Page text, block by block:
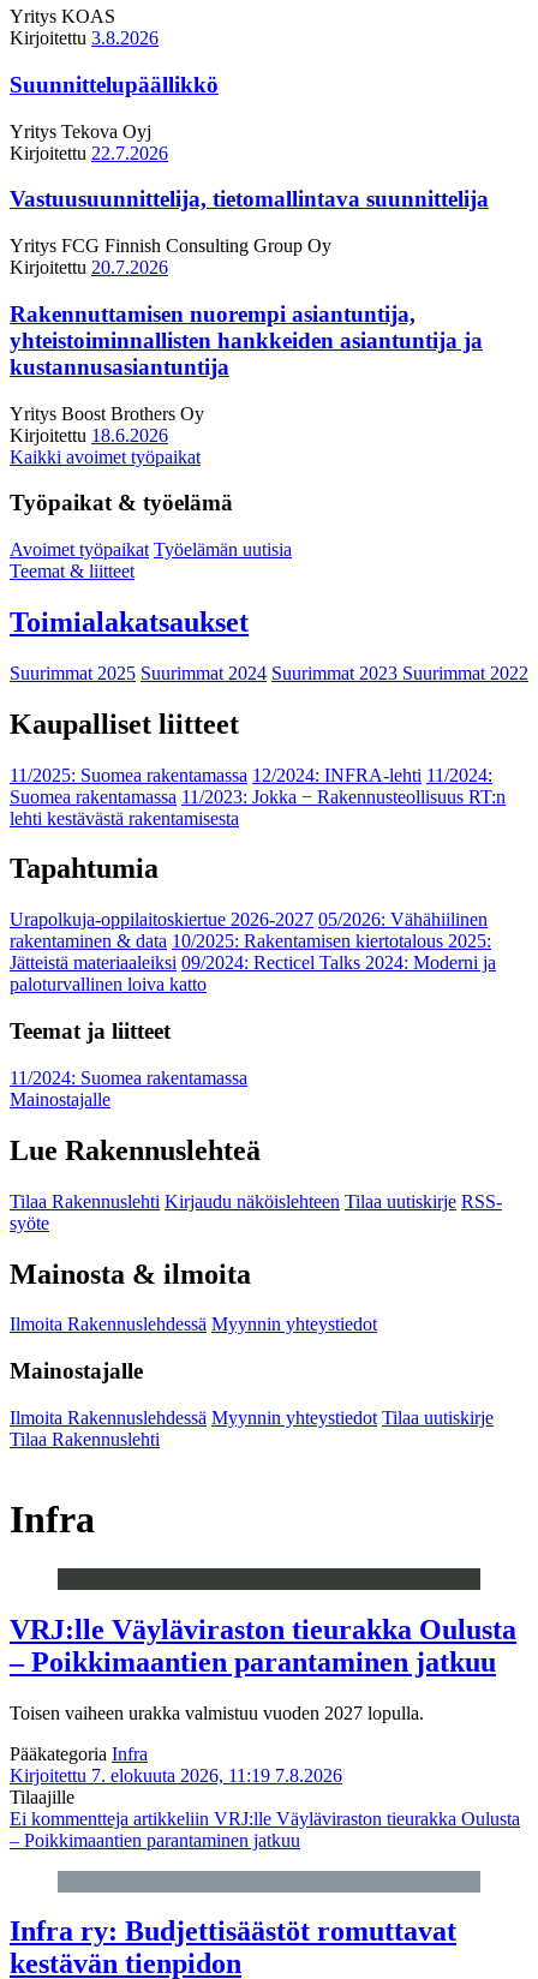
Yritys KOAS
Kirjoitettu 3.8.2026
Suunnittelupäällikkö
Yritys Tekova Oyj
Kirjoitettu 22.7.2026
Vastuusuunnittelija, tietomallintava suunnittelija
Yritys FCG Finnish Consulting Group Oy
Kirjoitettu 20.7.2026
Rakennuttamisen nuorempi asiantuntija,
yhteistoiminnallisten hankkeiden asiantuntija ja
kustannusasiantuntija
Yritys Boost Brothers Oy
Kirjoitettu 18.6.2026
Kaikki avoimet työpaikat
Työpaikat & työelämä
Avoimet työpaikat Työelämän uutisia
Teemat & liitteet
Toimialakatsaukset
Suurimmat 2025 Suurimmat 2024 Suurimmat 2023 Suurimmat 2022
Kaupalliset liitteet
11/2025: Suomea rakentamassa 12/2024: INFRA-lehti 11/2024:
Suomea rakentamassa 11/2023: Jokka − Rakennusteollisuus RT:n
lehti kestävästä rakentamisesta
Tapahtumia
Urapolkuja-oppilaitoskiertue 2026-2027 05/2026: Vähähiilinen
rakentaminen & data 10/2025: Rakentamisen kiertotalous 2025:
Jätteistä materiaaleiksi 09/2024: Recticel Talks 2024: Moderni ja
paloturvallinen loiva katto
Teemat ja liitteet
11/2024: Suomea rakentamassa
Mainostajalle
Lue Rakennuslehteä
Tilaa Rakennuslehti Kirjaudu näköislehteen Tilaa uutiskirje RSS-
syöte
Mainosta & ilmoita
Ilmoita Rakennuslehdessä Myynnin yhteystiedot
Mainostajalle
Ilmoita Rakennuslehdessä Myynnin yhteystiedot Tilaa uutiskirje
Tilaa Rakennuslehti
Infra
VRJ:lle Väyläviraston tieurakka Oulusta
– Poikkimaantien parantaminen jatkuu
Toisen vaiheen urakka valmistuu vuoden 2027 lopulla.
Pääkategoria Infra
Kirjoitettu 7. elokuuta 2026, 11:19 7.8.2026
Tilaajille
Ei kommentteja artikkeliin VRJ:lle Väyläviraston tieurakka Oulusta
– Poikkimaantien parantaminen jatkuu
Infra ry: Budjettisäästöt romuttavat
kestävän tienpidon